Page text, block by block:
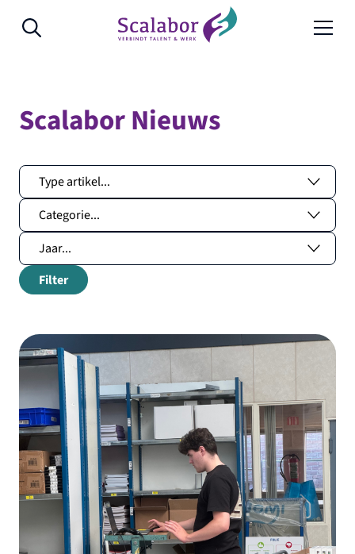
Scalabor Nieuws
Filter